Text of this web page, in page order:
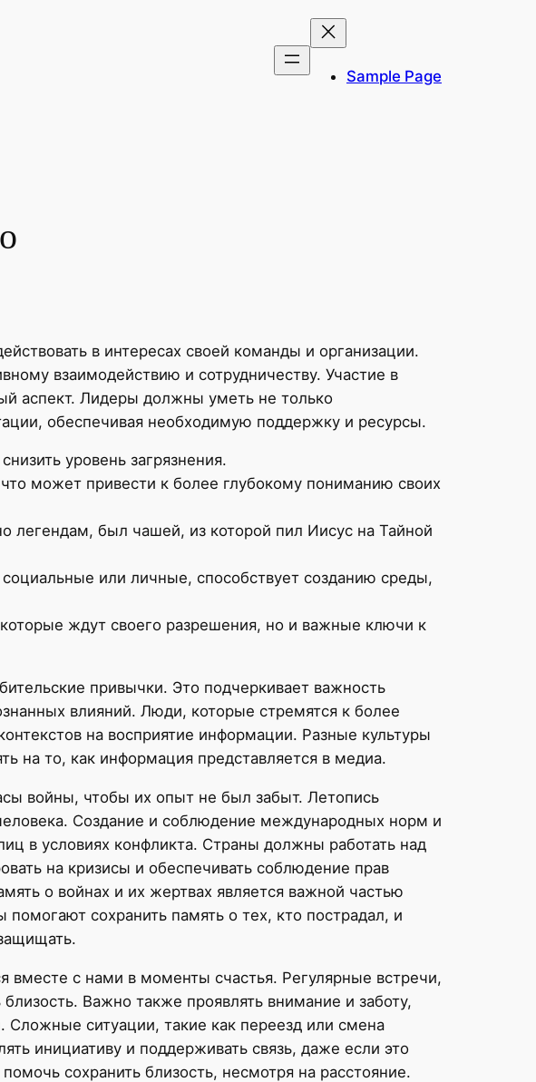
Sample Page
в интересах своей команды и организации.
взаимодействию и сотрудничеству. Участие в
аспект. Лидеры должны уметь не только
обеспечивая необходимую поддержку и ресурсы.
уровень загрязнения.
может привести к более глубокому пониманию своих
легендам, был чашей, из которой пил Иисус на Тайной
или личные, способствует созданию среды,
ждут своего разрешения, но и важные ключи к
привычки. Это подчеркивает важность
влияний. Люди, которые стремятся к более
на восприятие информации. Разные культуры
на то, как информация представляется в медиа.
войны, чтобы их опыт не был забыт. Летопись
Создание и соблюдение международных норм и
в условиях конфликта. Страны должны работать над
на кризисы и обеспечивать соблюдение прав
о войнах и их жертвах является важной частью
сохранить память о тех, кто пострадал, и
вместе с нами в моменты счастья. Регулярные встречи,
Важно также проявлять внимание и заботу,
Сложные ситуации, такие как переезд или смена
инициативу и поддерживать связь, даже если это
сохранить близость, несмотря на расстояние.